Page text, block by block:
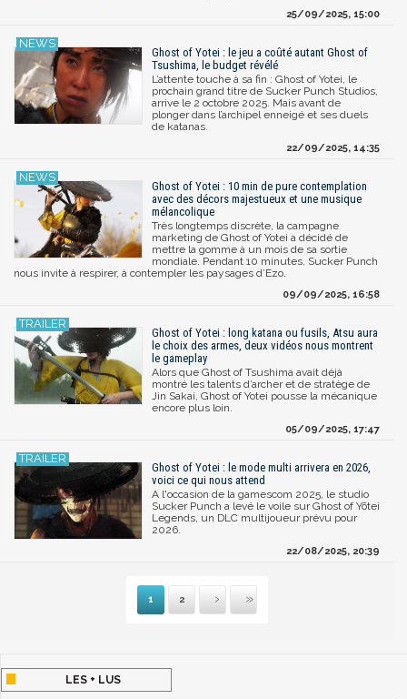
25/09/2025, 15:00
Ghost of Yotei : le jeu a coûté autant Ghost of
Tsushima, le budget révélé
L’attente touche à sa fin : Ghost of Yotei, le
prochain grand titre de Sucker Punch Studios,
arrive le 2 octobre 2025. Mais avant de
plonger dans l’archipel enneigé et ses duels
de katanas.
22/09/2025, 14:35
Ghost of Yotei : 10 min de pure contemplation
avec des décors majestueux et une musique
mélancolique
Très longtemps discrète, la campagne
marketing de Ghost of Yotei a décidé de
mettre la gomme à un mois de sa sortie
mondiale. Pendant 10 minutes, Sucker Punch
nous invite à respirer, à contempler les paysages d’Ezo.
09/09/2025, 16:58
Ghost of Yotei : long katana ou fusils, Atsu aura
le choix des armes, deux vidéos nous montrent
le gameplay
Alors que Ghost of Tsushima avait déjà
montré les talents d’archer et de stratège de
Jin Sakai, Ghost of Yotei pousse la mécanique
encore plus loin.
05/09/2025, 17:47
Ghost of Yotei : le mode multi arrivera en 2026,
voici ce qui nous attend
A l'occasion de la gamescom 2025, le studio
Sucker Punch a levé le voile sur Ghost of Yōtei
Legends, un DLC multijoueur prévu pour
2026.
22/08/2025, 20:39
1 2
Suivante
Dernière
LES + LUS